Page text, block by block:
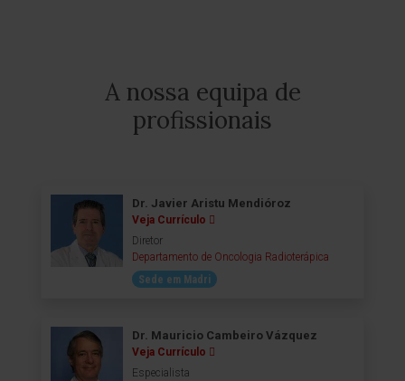
A nossa equipa de
profissionais
Dr. Javier Aristu Mendióroz
Veja Currículo
Diretor
Departamento de Oncologia Radioterápica
Sede em Madri
Dr. Mauricio Cambeiro Vázquez
Veja Currículo
Especialista